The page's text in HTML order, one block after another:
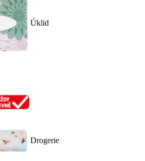
Úklid
Drogerie